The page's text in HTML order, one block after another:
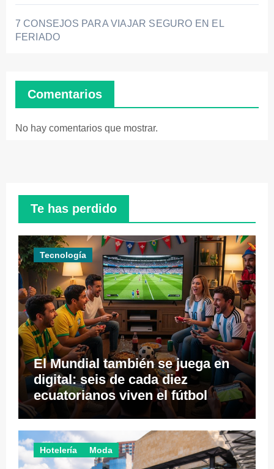
7 CONSEJOS PARA VIAJAR SEGURO EN EL
FERIADO
Comentarios
No hay comentarios que mostrar.
Te has perdido
Tecnología
El Mundial también se juega en
digital: seis de cada diez
ecuatorianos viven el fútbol
desde los videojuegos
Hotelería Moda